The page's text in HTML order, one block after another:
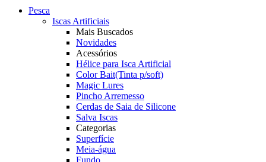
Pesca
Iscas Artificiais
Mais Buscados
Novidades
Acessórios
Hélice para Isca Artificial
Color Bait(Tinta p/soft)
Magic Lures
Pincho Arremesso
Cerdas de Saia de Silicone
Salva Iscas
Categorias
Superfície
Meia-água
Fundo